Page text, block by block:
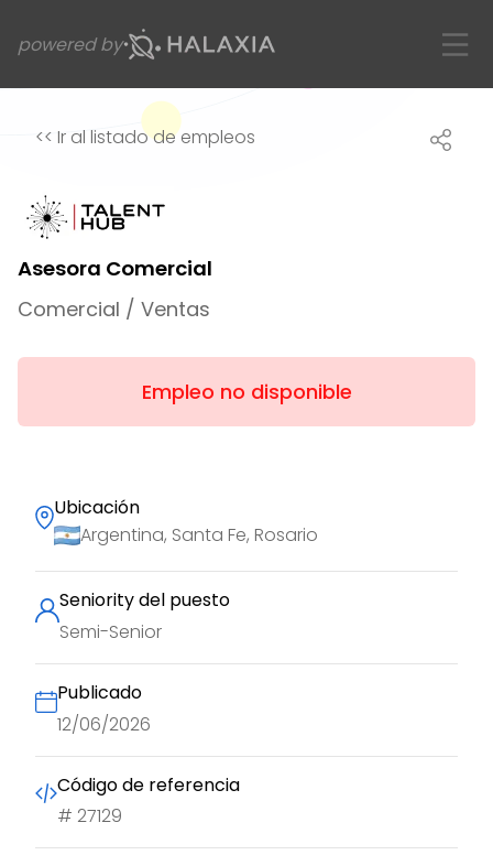
powered by
<< Ir al listado de empleos
Asesora Comercial
Comercial / Ventas
Empleo no disponible
Ubicación
Argentina, Santa Fe, Rosario
Seniority del puesto
Semi-Senior
Publicado
12/06/2026
Código de referencia
# 27129